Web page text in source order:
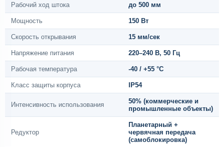
Рабочий ход штока до 500 мм
Мощность 150 Вт
Скорость открывания 15 мм/сек
Напряжение питания 220–240 В, 50 Гц
Рабочая температура -40 / +55 °C
Класс защиты корпуса IP54
Интенсивность использования
50% (коммерческие и
промышленные объекты)
Редуктор
Планетарный +
червячная передача
(самоблокировка)